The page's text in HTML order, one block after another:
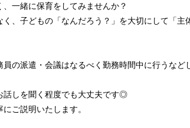
一緒に保育をしてみませんか？
、子どもの「なんだろう？」を大切にして「
の派遣・会議はなるべく勤務時間中に行うな
話しを聞く程度でも大丈夫です◎
ご説明いたします。